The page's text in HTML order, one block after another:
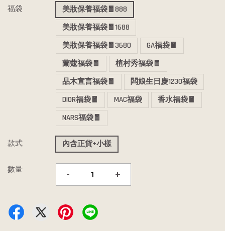
福袋
美妝保養福袋🧧888
美妝保養福袋🧧1688
美妝保養福袋🧧3680
GA福袋🧧
蘭蔻福袋🧧
植村秀福袋🧧
品木宣言福袋🧧
闆娘生日慶1230福袋
DIOR福袋🧧
MAC福袋
香水福袋🧧
NARS福袋🧧
款式 內含正貨+小樣
數量 - +